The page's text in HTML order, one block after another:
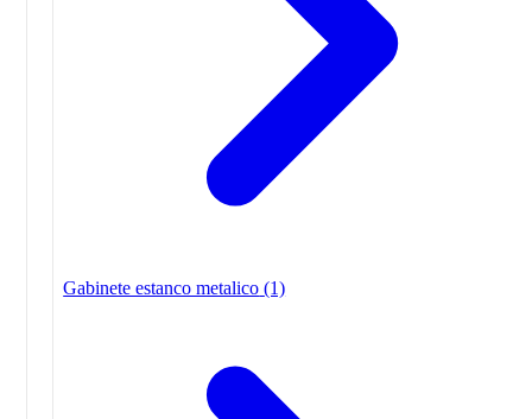
Gabinete estanco metalico (1)